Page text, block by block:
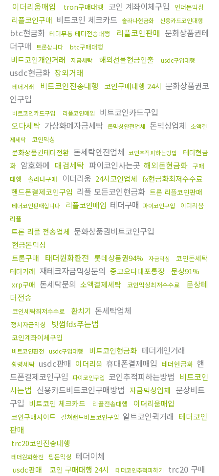
이더리움매입
tron구매대행 코인 계좌이체구입 언더돈믹싱
리플코인구매 비트코인 체크카드 솔라나현금화 신용카드코인대행
btc현금화 테더무통 테더전송대행 리플코인판매 문화상품권테
더구매
트론삽니다 btc구매대행
비트코인개인거래 자금세탁 해외선물현금인출 usdc구입대행
usdc현금화 장외거래
테더거래 비트코인전송대행 코인구매대행 24시 문화상품권코
인구입
비트코인카드구입 리플코인매입
비트코인카드구입
오다세탁 가상화폐자금세탁 돈믹싱안전업체 돈믹싱업체
소액결
제세탁
코인믹싱
문화상품권테더전환 돈세탁안전업체 코인추적피하는방법
테더현금
화 암호화폐 대검세탁 파이코인사는곳 해외돈현금화 구매
대행
솔라나구매 이더리움 24시코인업체 fx현금화최저수수료
핸드폰결제코인구입 리플 모든코인현금화 트론 리플코인판매
테더코인판매합니다 리플코인매입 테더구매 파이코인구입
이더리움
리플
트론 리플 전송업체 문화상품권비트코인구입
현금돈믹싱
트론구매
태더원화환전 롯데상품권94% 자금믹싱
코인돈세탁
테더거래 재테크자금믹싱문의 중고오다대포통장 문상91%
xrp구매 돈세탁문의 소액결제세탁 코인믹싱최저수수료
문상테
더전송
코인세탁최저수수료 환치기 돈세탁업체
정치자금믹싱 빗썸fds푸는법
코인계좌이체구입
비트코인환전 usdc구입대행 비트코인현금화 테더개인거래
횡령세탁 usdc판매 이더리움 휴대폰결제매입 테더현금화 핸
드폰결제코인구입 파이코인구입 코인추적피하는방법 비트코인
사는법 신용카드비트코인구매방법 자금믹싱업체 문상비트
구입 비트코인 체크카드 리플전송대행 이더리움매입
코인구매사이트 컬쳐랜드비트코인구입 알트코인퀵거래 테더코인
판매
trc20코인전송대행
테더원화환전 핑돈믹싱 테더이체
usdc판매 코인 구매대행 24시 테더코인추척피하기
trc20 구매